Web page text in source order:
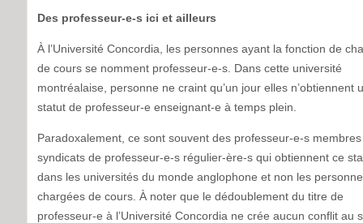
Des professeur-e-s ici et ailleurs
À l’Université Concordia, les personnes ayant la fonction de
de cours se nomment professeur-e-s. Dans cette université
montréalaise, personne ne craint qu’un jour elles n’obtiennent
statut de professeur-e enseignant-e à temps plein.
Paradoxalement, ce sont souvent des professeur-e-s
syndicats de professeur-e-s régulier-ère-s qui obtiennent ce
dans les universités du monde anglophone et non les
chargées de cours. À noter que le dédoublement du titre de
professeur-e à l’Université Concordia ne crée aucun conflit au